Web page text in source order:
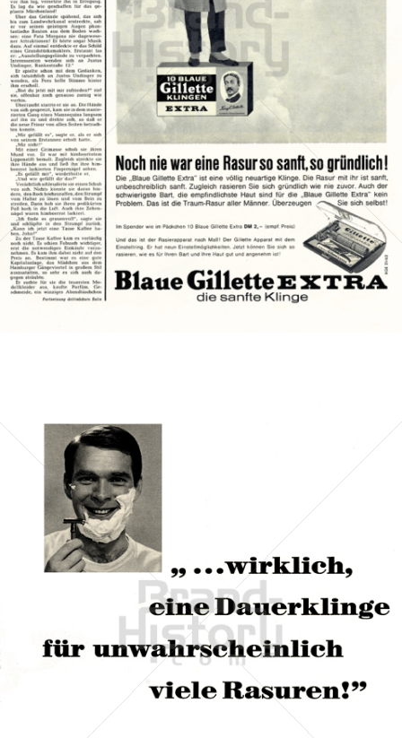
Gillette Gillette-Gruppe Österreich GmbH
Gillette Gillette-Gruppe Österreich GmbH 1966